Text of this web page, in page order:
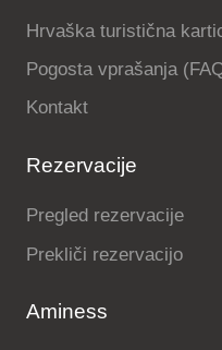
Hrvaška turistična
Pogosta vprašanja
Kontakt
Rezervacije
Pregled rezervacije
Prekliči rezervacijo
Aminess